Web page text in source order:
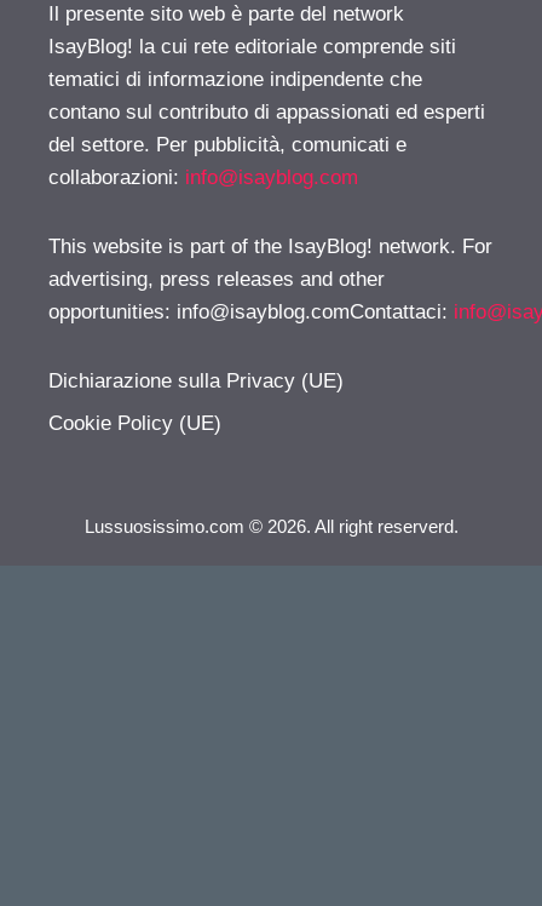
Il presente sito web è parte del network
IsayBlog! la cui rete editoriale comprende siti
tematici di informazione indipendente che
contano sul contributo di appassionati ed esperti
del settore. Per pubblicità, comunicati e
collaborazioni: info@isayblog.com
This website is part of the IsayBlog! network. For
advertising, press releases and other
opportunities: info@isayblog.comContattaci:
Dichiarazione sulla Privacy (UE)
Cookie Policy (UE)
Lussuosissimo.com © 2026. All right reserverd.